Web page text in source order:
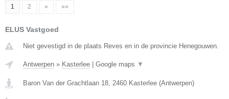
1 2 » »»
ELUS Vastgoed
Niet gevestigd in de plaats Reves en in de provincie Henegouwen.
Antwerpen » Kasterlee Google maps ▼
Baron Van der Grachtlaan 18, 2460 Kasterlee (Antwerpen)